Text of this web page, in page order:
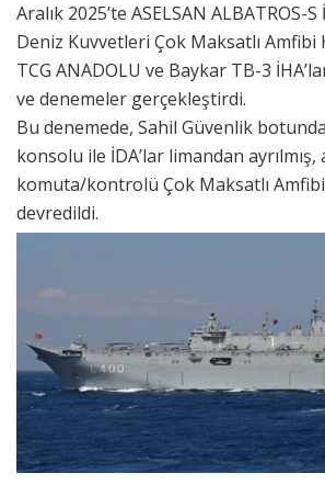
Aralık 2025’te ASELSAN ALBATROS-S
Deniz Kuvvetleri Çok Maksatlı Amfibi
TCG ANADOLU ve Baykar TB-3
ve denemeler gerçekleştirdi.
Bu denemede, Sahil Güvenlik
konsolu ile İDA’lar limandan ayrılmış,
komuta/kontrolü Çok Maksatlı
devredildi.